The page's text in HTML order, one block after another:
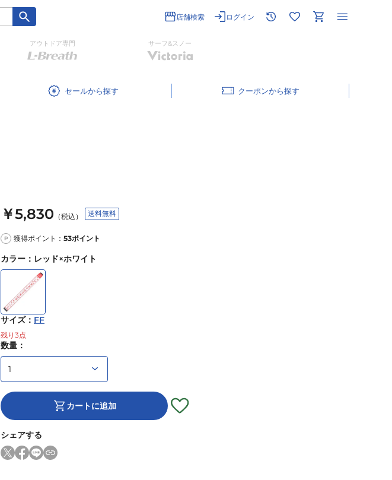
店舗検索 ログイン
アウトドア専門 サーフ&スノー
セール クーポン
￥5,830 （税込） 送料無料
P 獲得ポイント： 53ポイント
カラー ： レッド×ホワイト
サイズ： FF
残り 3点
数量：
カートに追加
シェアする